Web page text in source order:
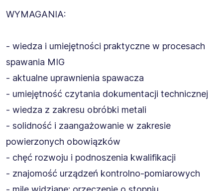
WYMAGANIA:
- wiedza i umiejętności praktyczne w procesach
spawania MIG
- aktualne uprawnienia spawacza
- umiejętność czytania dokumentacji technicznej
- wiedza z zakresu obróbki metali
- solidność i zaangażowanie w zakresie
powierzonych obowiązków
- chęć rozwoju i podnoszenia kwalifikacji
- znajomość urządzeń kontrolno-pomiarowych